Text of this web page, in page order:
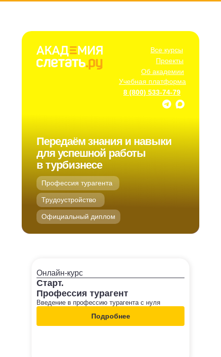
Передаём знания и навыки
для успешной работы
в турбизнесе
Все курсы
Об академии
Проекты
Учебная платформа
8 (800) 533-74-79
Официальный диплом
Трудоустройство
Профессия турагента
Онлайн-курс
Старт.
Профессия турагент
Введение в профессию турагента с нуля
Подробнее